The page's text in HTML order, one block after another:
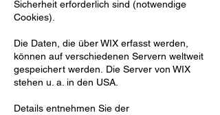
Sicherheit erforderlich sind (notwendige
Cookies).
Die Daten, die über WIX erfasst werden,
können auf verschiedenen Servern weltweit
gespeichert werden. Die Server von WIX
stehen u. a. in den USA.
Details entnehmen Sie der